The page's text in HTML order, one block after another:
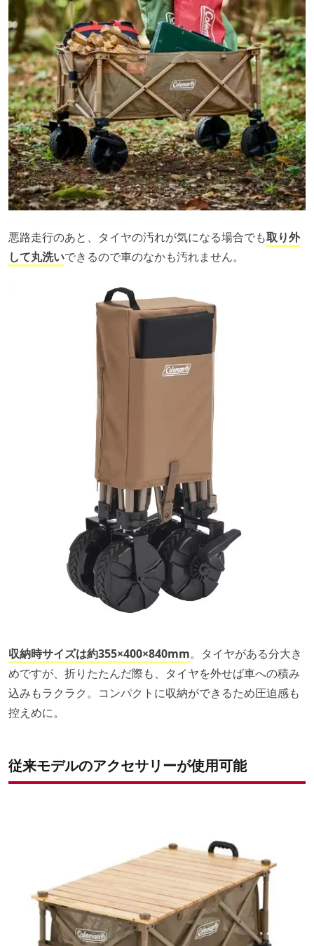
悪路走行のあと、タイヤの汚れが気になる場合でも取り外
して丸洗いできるので車のなかも汚れません。
収納時サイズは約355×400×840mm。タイヤがある分大き
めですが、折りたたんだ際も、タイヤを外せば車への積み
込みもラクラク。コンパクトに収納ができるため圧迫感も
控えめに。
従来モデルのアクセサリーが使用可能